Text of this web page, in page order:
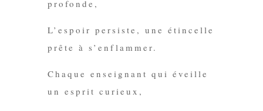
profonde,
L’espoir persiste, une étincelle
prête à s’enflammer.
Chaque enseignant qui éveille
un esprit curieux,